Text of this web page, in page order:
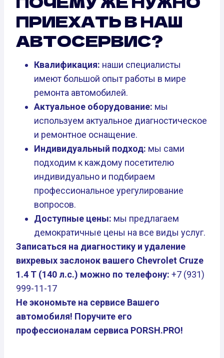
ПРИЕХАТЬ В НАШ
АВТОСЕРВИС?
Квалификация: наши специалисты
имеют большой опыт работы в мире
ремонта автомобилей.
Актуальное оборудование: мы
используем актуальное диагностическое
и ремонтное оснащение.
Индивидуальный подход: мы сами
подходим к каждому посетителю
индивидуально и подбираем
профессиональное урегулирование
вопросов.
Доступные цены: мы предлагаем
демократичные цены на все виды услуг.
Записаться на диагностику и удаление
вихревых заслонок вашего Chevrolet Cruze
1.4 T (140 л.с.) можно по телефону: +7 (931)
999-11-17
Не экономьте на сервисе Вашего
автомобиля! Поручите его
профессионалам сервиса PORSH.PRO!